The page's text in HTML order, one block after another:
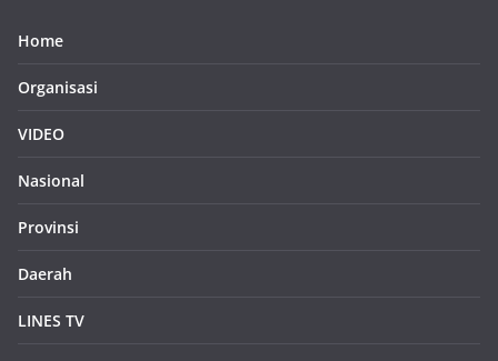
Home
Organisasi
VIDEO
Nasional
Provinsi
Daerah
LINES TV